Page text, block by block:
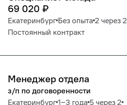
69 020 ₽
Екатеринбург Без опыта 2 через 2
Постоянный контракт
Менеджер отдела
з/п по договоренности
Екатеринбург 1‒3 года 5 через 2